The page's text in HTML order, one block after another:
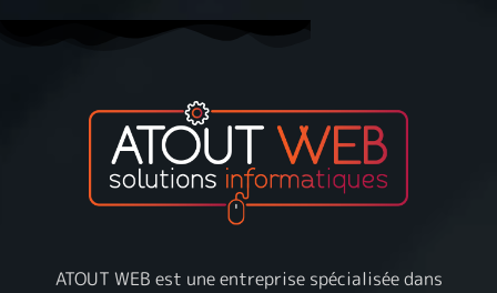
ATOUT WEB est une entreprise spécialisée dans